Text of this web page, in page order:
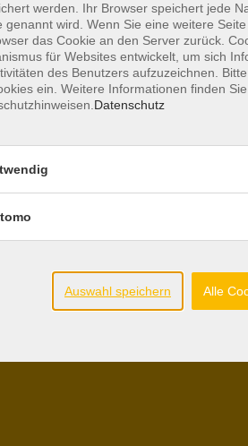
Öffnungszeiten
9:00 - 12:00 Uhr
werden. Ihr Browser speichert jede
genannt wird. Wenn Sie eine weitere
das Cookie an den Server zurück.
für Websites entwickelt, um sich
des Benutzers aufzuzeichnen.
ein. Weitere Informationen finden
Datenschutz
Auswahl speichern Alle